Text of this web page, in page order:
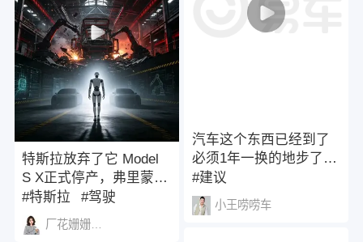
特斯拉放弃了它 Model
S X正式停产，弗里蒙特
工厂产线拆除，改造为
Optimus人形机器人量产
线。销量占比不足3%，
#特斯拉
#驾驶
#自动驾驶
汽车这个东西已经到了
必须1年一换的地步了
么？给大家点建议,羊群
效应可以不跟的其实！
#建议
小王唠唠车